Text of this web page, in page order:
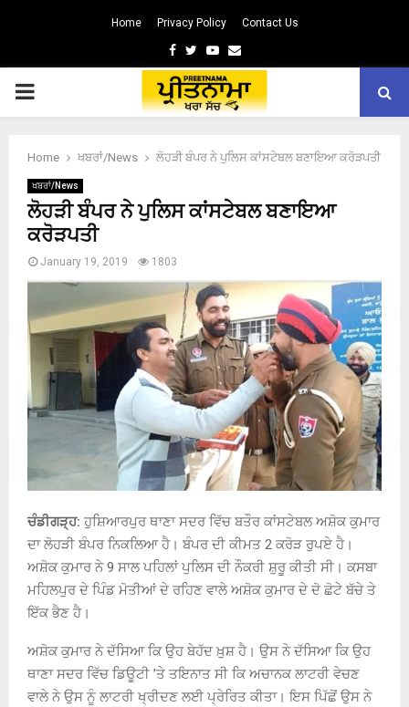
Home Privacy Policy Contact Us
Facebook
TwitterYoutube
Email
PRIMARY
Home ਖਬਰਾਂ/News ਲੋਹੜੀ ਬੰਪਰ ਨੇ ਪੁਲਿਸ ਕਾਂਸਟੇਬਲ ਬਣਾਇਆ ਕਰੋੜਪਤੀ
ਖਬਰਾਂ/News
ਲੋਹੜੀ ਬੰਪਰ ਨੇ ਪੁਲਿਸ ਕਾਂਸਟੇਬਲ ਬਣਾਇਆ
ਕਰੋੜਪਤੀ
January 19, 2019 1803
ਚੰਡੀਗੜ੍ਹ: ਹੁਸ਼ਿਆਰਪੁਰ ਥਾਣਾ ਸਦਰ ਵਿੱਚ ਬਤੌਰ ਕਾਂਸਟੇਬਲ ਅਸ਼ੋਕ ਕੁਮਾਰ
ਦਾ ਲੋਹੜੀ ਬੰਪਰ ਨਿਕਲਿਆ ਹੈ। ਬੰਪਰ ਦੀ ਕੀਮਤ 2 ਕਰੋੜ ਰੁਪਏ ਹੈ।
ਅਸ਼ੋਕ ਕੁਮਾਰ ਨੇ 9 ਸਾਲ ਪਹਿਲਾਂ ਪੁਲਿਸ ਦੀ ਨੌਕਰੀ ਸ਼ੁਰੂ ਕੀਤੀ ਸੀ। ਕਸਬਾ
ਮਹਿਲਪੁਰ ਦੇ ਪਿੰਡ ਮੋਤੀਆਂ ਦੇ ਰਹਿਣ ਵਾਲੇ ਅਸ਼ੋਕ ਕੁਮਾਰ ਦੇ ਦੋ ਛੋਟੇ ਬੱਚੇ ਤੇ
ਇੱਕ ਭੈਣ ਹੈ।
ਅਸ਼ੋਕ ਕੁਮਾਰ ਨੇ ਦੱਸਿਆ ਕਿ ਉਹ ਬੇਹੱਦ ਖ਼ੁਸ਼ ਹੈ। ਉਸ ਨੇ ਦੱਸਿਆ ਕਿ ਉਹ
ਥਾਣਾ ਸਦਰ ਵਿੱਚ ਡਿਊਟੀ ’ਤੇ ਤਇਨਾਤ ਸੀ ਕਿ ਅਚਾਨਕ ਲਾਟਰੀ ਵੇਚਣ
ਵਾਲੇ ਨੇ ਉਸ ਨੂੰ ਲਾਟਰੀ ਖ੍ਰੀਦਣ ਲਈ ਪ੍ਰੇਰਿਤ ਕੀਤਾ। ਇਸ ਪਿੱਛੋਂ ਉਸ ਨੇ